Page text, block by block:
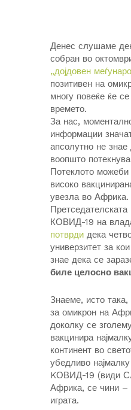
Денес слушаме
собран во
„дојдовен
позитивен на
многу повеќе ќе
времето.
За нас,
информации
апсолутно не
воопшто
Потеклото
високо
увезла во
Претседателската
КОВИД-19 на
потврди дека
универзитет за
знае дека се
биле целосно
Знаеме, исто
за омикрон на
доколку се
вакцинира
континент во
убедливо
KОВИД-19 (види
Африка, се чини –
играта.